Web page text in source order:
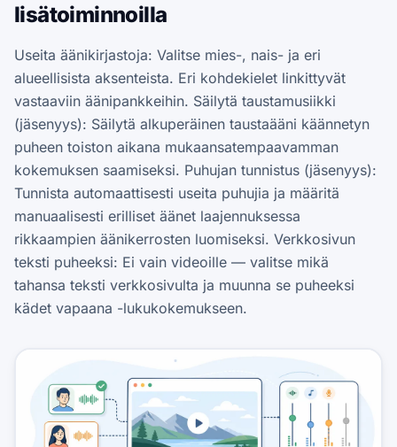
lisätoiminnoilla
Useita äänikirjastoja: Valitse mies-, nais- ja eri
alueellisista aksenteista. Eri kohdekielet linkittyvät
vastaaviin äänipankkeihin. Säilytä taustamusiikki
(jäsenyys): Säilytä alkuperäinen taustaääni käännetyn
puheen toiston aikana mukaansatempaavamman
kokemuksen saamiseksi. Puhujan tunnistus (jäsenyys):
Tunnista automaattisesti useita puhujia ja määritä
manuaalisesti erilliset äänet laajennuksessa
rikkaampien äänikerrosten luomiseksi. Verkkosivun
teksti puheeksi: Ei vain videoille — valitse mikä
tahansa teksti verkkosivulta ja muunna se puheeksi
kädet vapaana -lukukokemukseen.